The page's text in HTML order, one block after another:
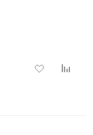
Добавить